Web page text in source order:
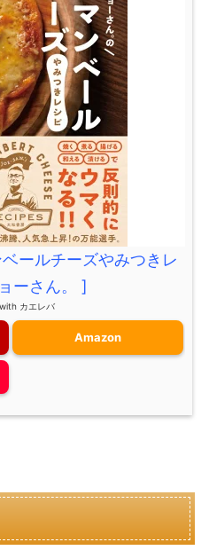
ールチーズやみつきレ
ーさん。 ]
カエレバ
Amazon